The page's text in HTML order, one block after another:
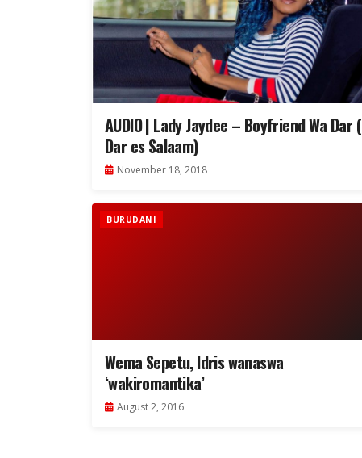
AUDIO | Lady Jaydee – Boyfriend Wa Dar (
Dar es Salaam)
November 18, 2018
BURUDANI
Wema Sepetu, Idris wanaswa
‘wakiromantika’
August 2, 2016